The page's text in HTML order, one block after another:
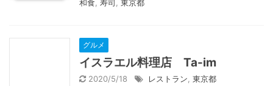
和食 寿司 東京都
グルメ
イスラエル料理店 Ta-im
2020/5/18 レストラン 東京都